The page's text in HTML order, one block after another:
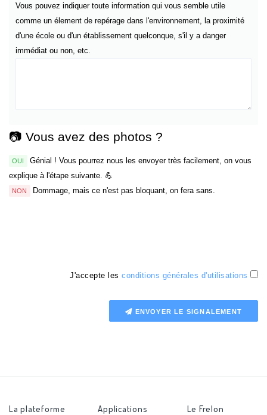
Vous pouvez indiquer toute information qui vous semble utile
comme un élement de repérage dans l'environnement, la proximité
d'une école ou d'un établissement quelconque, s'il y a danger
immédiat ou non, etc.
📷 Vous avez des photos ?
OUI
Génial ! Vous pourrez nous les envoyer très facilement, on vous
explique à l'étape suivante. 💪
NON Dommage, mais ce n'est pas bloquant, on fera sans.
J'accepte les conditions générales d'utilisations
ENVOYER LE SIGNALEMENT
La plateforme
Applications
Le Frelon